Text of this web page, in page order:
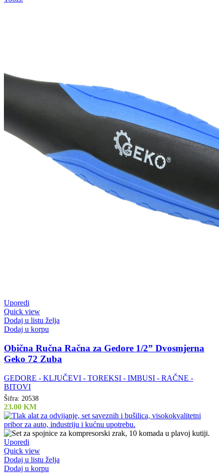
Uporedi
Quick view
Dodaj u listu želja
Dodaj u korpu
Obična Ručna Račna za Gedore 1/2” Dvosmjerna
Geko 72 Zuba
GEDORE - KLJUČEVI - TOREKSI - IMBUSI - RAČNE -
BITOVI
Šifra: 20538
23.00 KM
Uporedi
Quick view
Dodaj u listu želja
Dodaj u korpu